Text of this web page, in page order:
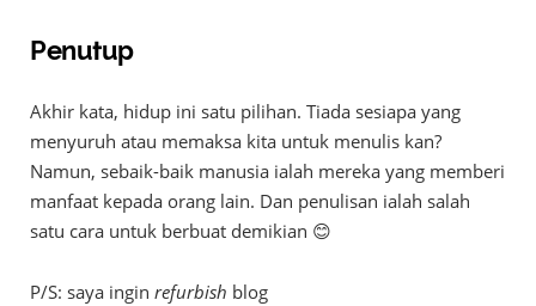
Penutup
Akhir kata, hidup ini satu pilihan. Tiada sesiapa yang
menyuruh atau memaksa kita untuk menulis kan?
Namun, sebaik-baik manusia ialah mereka yang memberi
manfaat kepada orang lain. Dan penulisan ialah salah
satu cara untuk berbuat demikian 😊
P/S: saya ingin refurbish blog